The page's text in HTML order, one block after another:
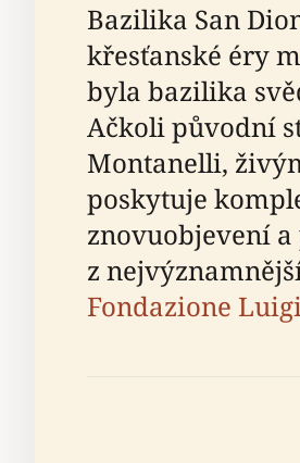
Bazilika San
křesťanské éry
byla bazilika
Ačkoli původní
Montanelli,
poskytuje
znovuobjevení
z
Fondazione